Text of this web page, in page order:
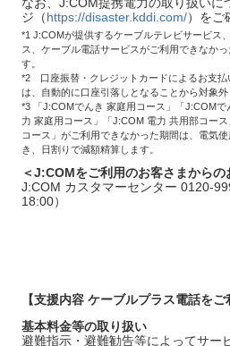
ジ（https://disaster.kddi.com/）をご
*1 J:COMが提供するケーブルテレビサービス
ス、ケーブル電話サービスがご利用できなか
す。
*2 口座振替・クレジットカードによるお支払
は、自動的に口座引落しとなることから対象外
*3 「J:COMでんき 家庭用コース」「J:COM
力 家庭用コース」「J:COM 電力 共用部コー
コース」がご利用できなかった期間は、電気
き、日割りで減額精算します。
＜J:COMをご利用のお客さまからの
J:COM カスタマーセンター 0120-
18:00）
【支援内容 ケーブルプラス電話をご
基本料金等の取り扱い
避難指示・避難勧告等によってサー